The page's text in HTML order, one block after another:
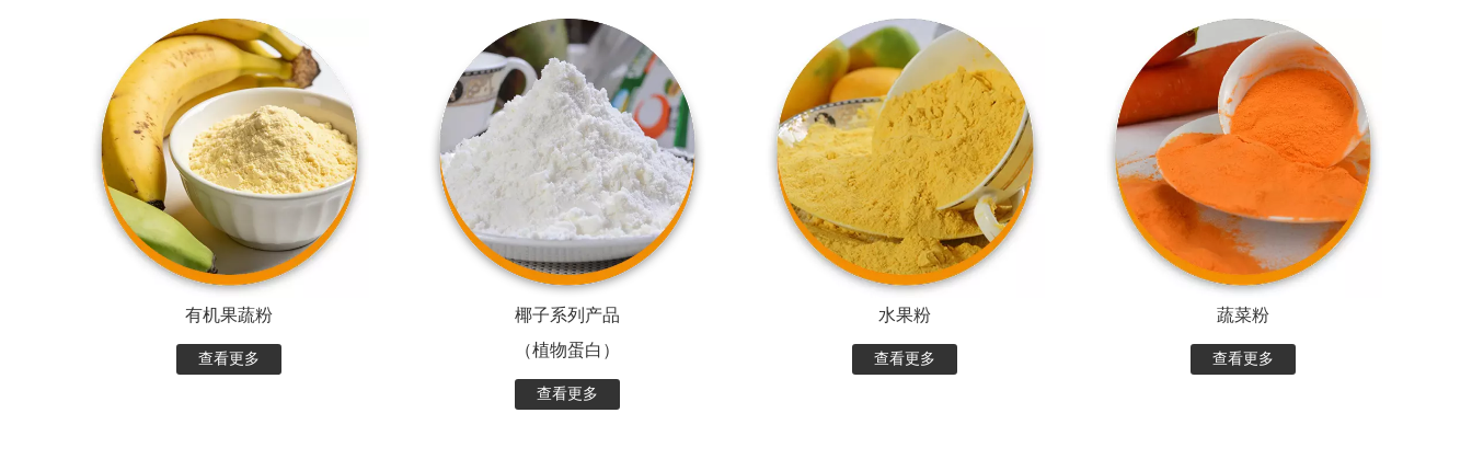
有机果蔬粉
查看更多
椰子系列产品
（植物蛋白）
查看更多
水果粉
查看更多
蔬菜粉
查看更多